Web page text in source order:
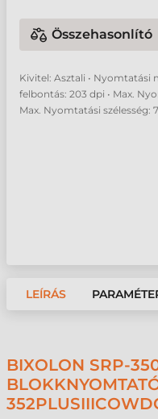
Összehasonlító
Kivitel: Asztali • Nyomtatási
felbontás: 203 dpi • Max.
Max. Nyomtatási szélesség:
LEÍRÁS
BIXOLON SRP-